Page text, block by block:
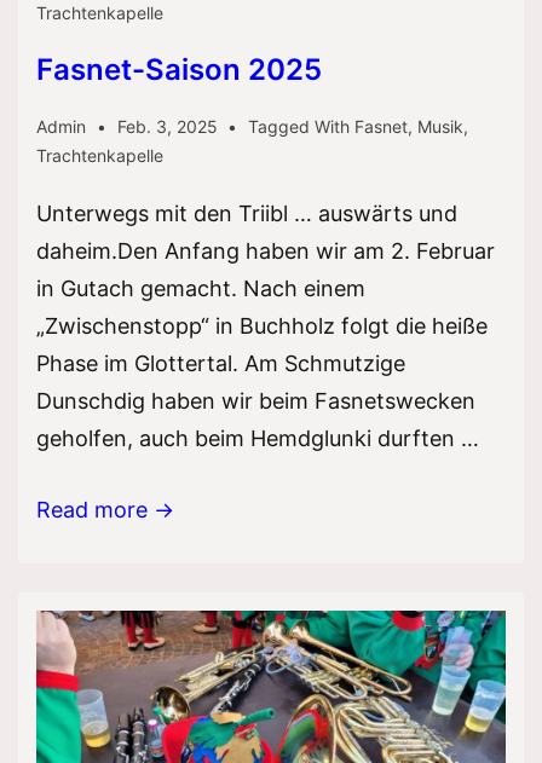
Trachtenkapelle
Fasnet-Saison 2025
Admin Feb. 3, 2025 Tagged With Fasnet, Musik,
Trachtenkapelle
Unterwegs mit den Triibl … auswärts und
daheim.Den Anfang haben wir am 2. Februar
in Gutach gemacht. Nach einem
„Zwischenstopp“ in Buchholz folgt die heiße
Phase im Glottertal. Am Schmutzige
Dunschdig haben wir beim Fasnetswecken
geholfen, auch beim Hemdglunki durften …
Fasnet-
Read more →